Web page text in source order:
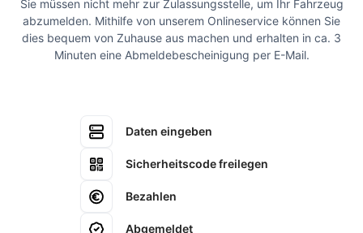
Sie müssen nicht mehr zur Zulassungsstelle, um Ihr Fahrzeug
abzumelden. Mithilfe von unserem Onlineservice können Sie
dies bequem von Zuhause aus machen und erhalten in ca. 3
Minuten eine Abmeldebescheinigung per E-Mail.
Daten eingeben
Sicherheitscode freilegen
Bezahlen
Abgemeldet